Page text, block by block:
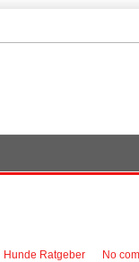
Hunde Ratgeber No